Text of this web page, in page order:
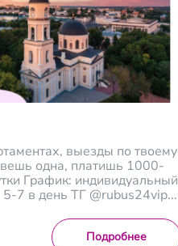
выезды по твоему
одна, платишь 1000-
График: индивидуальный
5-7 в день ТГ @rubus24vip...
Подробнее